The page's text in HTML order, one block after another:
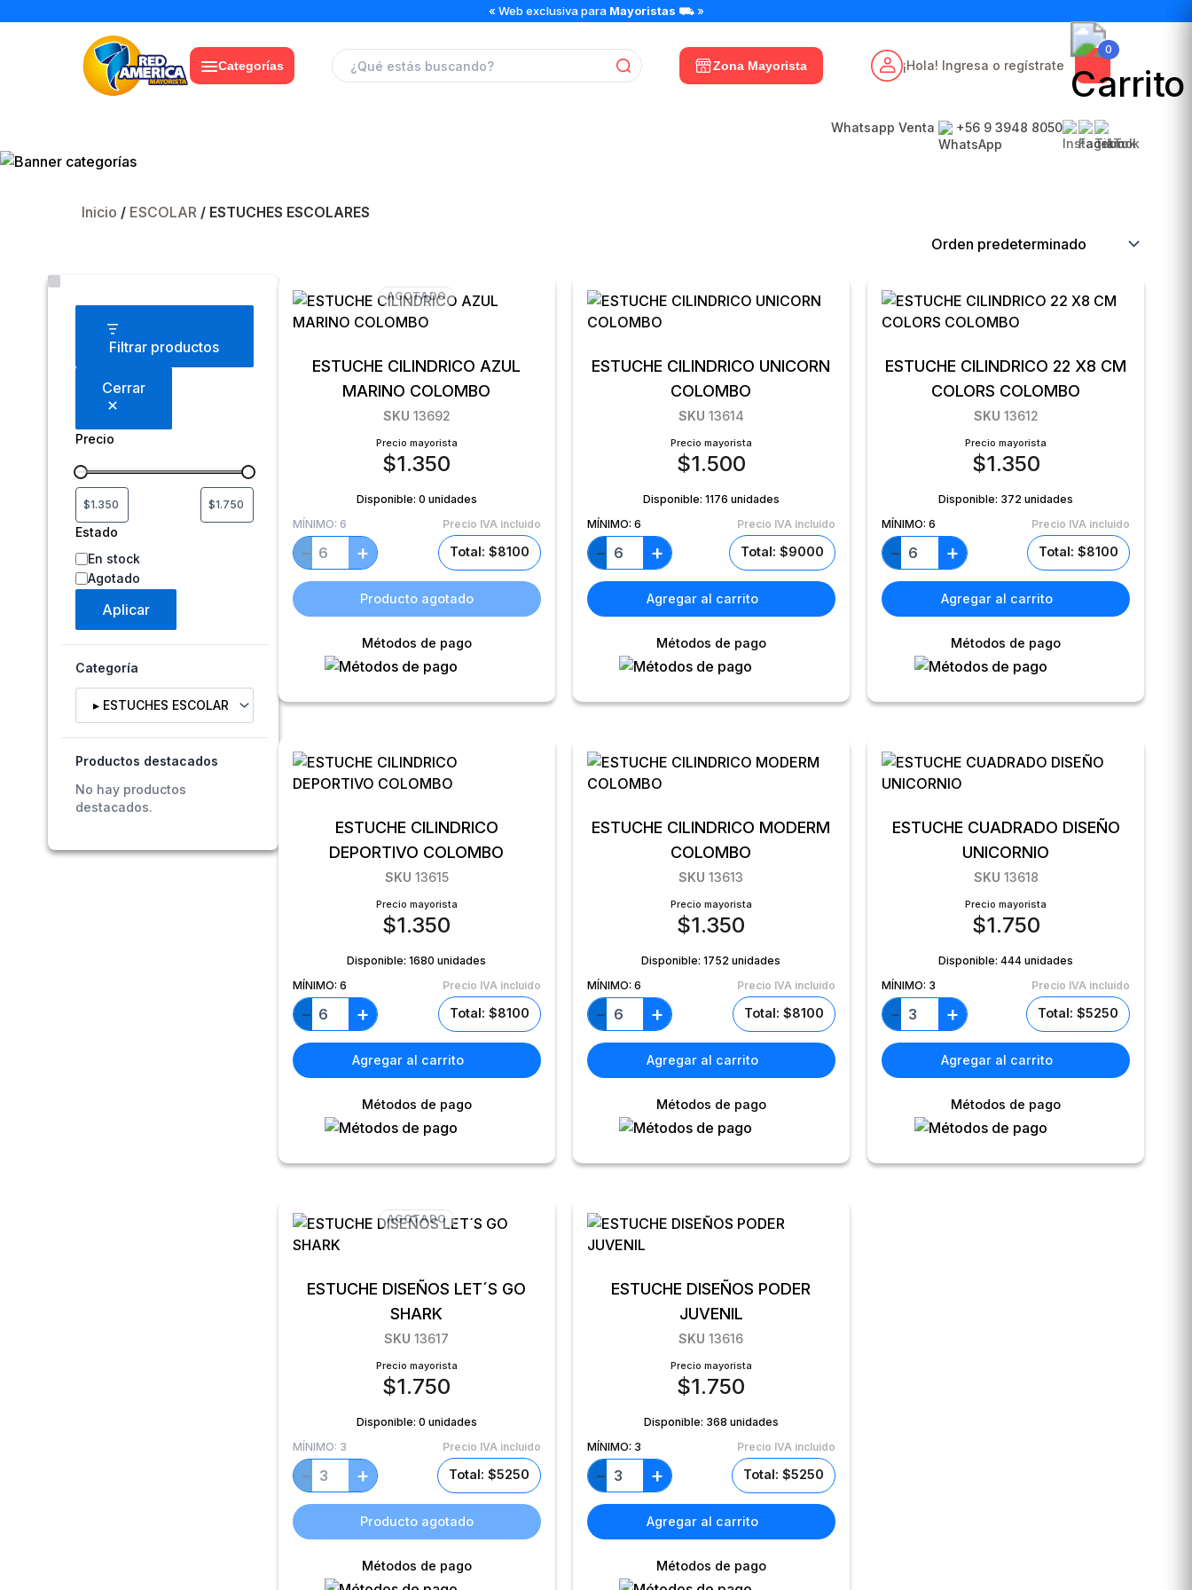
« Web exclusiva para Mayoristas ⛟ »
Categorías Zona Mayorista
0
¡Hola! Ingresa o regístrate
Whatsapp Venta +56 9 3948 8050
Inicio / ESCOLAR / ESTUCHES ESCOLARES
Filtrar productos
Cerrar
Precio
Estado
En stock
Agotado
Aplicar
Categoría
Productos destacados
No hay productos
destacados.
AGOTADO
ESTUCHE CILINDRICO AZUL
MARINO COLOMBO
SKU 13692
Precio mayorista
$1.350
Disponible: 0 unidades
MÍNIMO: 6 Precio IVA incluido
− + Total: $8100
Producto agotado
Métodos de pago
ESTUCHE CILINDRICO UNICORN
COLOMBO
SKU 13614
Precio mayorista
$1.500
Disponible: 1176 unidades
MÍNIMO: 6 Precio IVA incluido
− + Total: $9000
Agregar al carrito
Métodos de pago
ESTUCHE CILINDRICO 22 X8 CM
COLORS COLOMBO
SKU 13612
Precio mayorista
$1.350
Disponible: 372 unidades
MÍNIMO:6 Precio IVA incluido
− + Total: $8100
Agregar al carrito
Métodos de pago
ESTUCHE CILINDRICO
DEPORTIVO COLOMBO
SKU 13615
Precio mayorista
$1.350
Disponible:1680 unidades
MÍNIMO: 6 Precio IVA incluido
− + Total: $8100
Agregar al carrito
Métodos de pago
ESTUCHE CILINDRICO MODERM
COLOMBO
SKU 13613
Precio mayorista
$1.350
Disponible:1752 unidades
MÍNIMO: 6 Precio IVA incluido
− + Total: $8100
Agregar al carrito
Métodos de pago
ESTUCHE CUADRADO DISEÑO
UNICORNIO
SKU 13618
Precio mayorista
$1.750
Disponible:444 unidades
MÍNIMO: 3 Precio IVA incluido
− + Total: $5250
Agregar al carrito
Métodos de pago
AGOTADO
ESTUCHE DISEÑOS LET´S GO
SHARK
SKU 13617
Precio mayorista
$1.750
Disponible: 0 unidades
MÍNIMO: 3 Precio IVA incluido
− + Total: $5250
Producto agotado
Métodos de pago
ESTUCHE DISEÑOS PODER
JUVENIL
SKU 13616
Precio mayorista
$1.750
Disponible: 368 unidades
MÍNIMO: 3 Precio IVA incluido
− + Total: $5250
Agregar al carrito
Métodos de pago